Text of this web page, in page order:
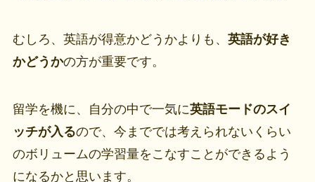
むしろ、英語が得意かどうかよりも、 英語が好き
かどうかの方が重要です。
留学を機に、自分の中で一気に英語モードのスイ
ッチが入るので、今まででは考えられないくらい
のボリュームの学習量をこなすことができるよう
になるかと思います。